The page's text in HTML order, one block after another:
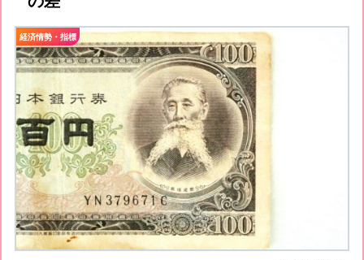
経済情勢・指標